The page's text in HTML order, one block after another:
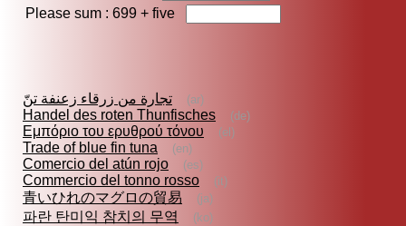
Please sum : 699 + five
تجارة من زرقاء زعنفة تنّ (ar)
Handel des roten Thunfisches (de)
Εμπόριο του ερυθρού τόνου (el)
Trade of blue fin tuna (en)
Comercio del atún rojo (es)
Commercio del tonno rosso (it)
青いひれのマグロの貿易 (ja)
파란 탄미익 참치의 무역 (ko)